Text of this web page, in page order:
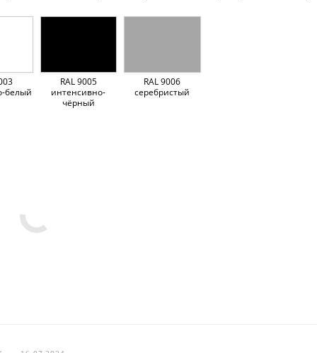
белый
RAL 9005
интенсивно-
чёрный
RAL 9006
серебристый